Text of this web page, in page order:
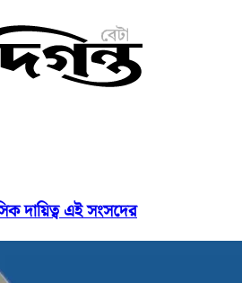
দায়িত্ব এই সংসদের